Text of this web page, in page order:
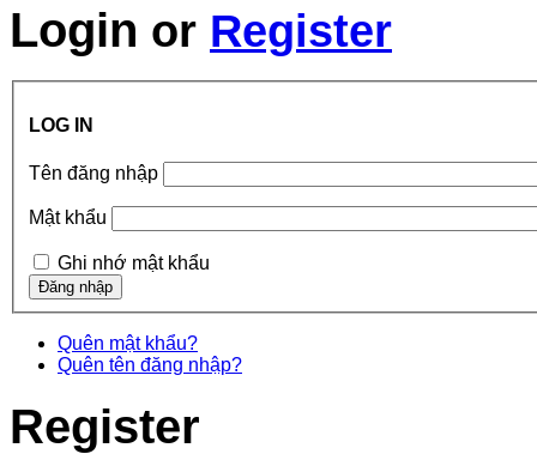
Login or Register
LOG IN
Tên đăng nhập
Mật khẩu
Ghi nhớ mật khẩu
Quên mật khẩu?
Quên tên đăng nhập?
Register